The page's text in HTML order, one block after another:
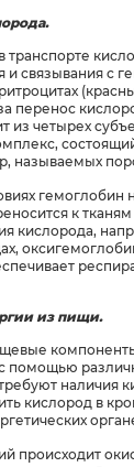
транспорте
и связывания с
перенос
из четырех
называемых
гемоглобин
к
кислорода,
из пищи.
помощью
наличия
кислород в
происходит